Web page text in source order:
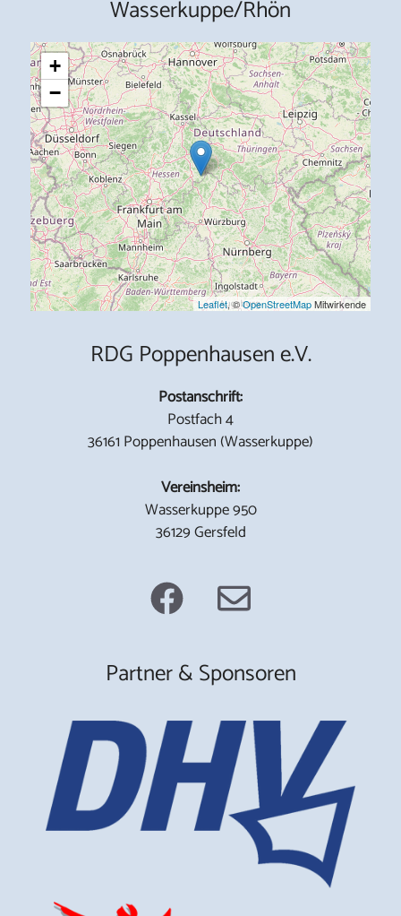
Wasserkuppe/Rhön
+
−
Leaflet, ©OpenStreetMapMitwirkende
RDG Poppenhausen e.V.
Postanschrift:
Postfach 4
36161 Poppenhausen (Wasserkuppe)
Vereinsheim:
Wasserkuppe 950
36129 Gersfeld
Partner & Sponsoren